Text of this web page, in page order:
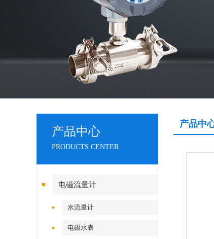
产品中心
PRODUCTS CENTER
电磁流量计
水流量计
电磁水表
产品中